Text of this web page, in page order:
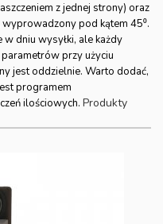
z jednej strony) oraz
pod kątem 45⁰.
dniu wysyłki, ale każdy
przy użyciu
jest oddzielnie. Warto dodać,
programem
ilościowych. Produkty